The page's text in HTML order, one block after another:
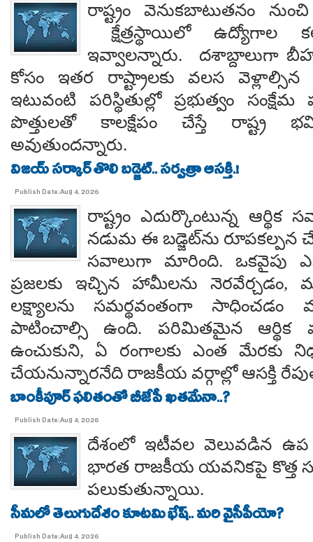
రాష్ట్రం వెనుకబాటుతనం
క్షేత్రస్థాయిలో ఉద్యోగాల
ఇవ్వాలన్నారు. దశాబ్దాలుగా
కోసం ఇతర రాష్ట్రాలకు వలస వెళ్లాల్సిన
ఇటువంటి పరిస్థితుల్లో ప్రభుత్వం
పొత్తులతో కాలక్షేపం చేస్తే రాష్ట్ర
అవుతుందన్నారు.
విజయ్ సర్కార్ తొలి బడ్జెట్.. సర్వత్రా ఆసక్తి.!
Publish Date:Aug 4, 2026
రాష్ట్రం ఎదుర్కొంటున్న ఆర్థిక
నడుమ ఈ బడ్జెట్‌ను రూపకల్పన
సవాలుగా మారింది. ఒకవైపు
ప్రజలకు ఇచ్చిన హామీలను నెరవేర్చడం,
లక్ష్యాలను సమర్థవంతంగా సాధించడం
పాటించాల్సి ఉంది. పరిమితమైన ఆర్థిక
ఉంచుకుని, ఏ రంగాలకు ఎంత మేరకు
చేయనున్నారనేది రాజకీయ వర్గాల్లో ఆసక్తి
బాంకీపూర్ ఫలితంతో బీజేపీ ఖతమేనా..?
Publish Date:Aug 4, 2026
దేశంలో ఇటీవల వెలువడిన ఉప
భారత రాజకీయ యవనికపై కొత్త
పలుకుతున్నాయి.
సీమలో తెలుగుదేశం కూటమి భేష్.. మరి వైసీపీయో?
Publish Date:Aug 4, 2026